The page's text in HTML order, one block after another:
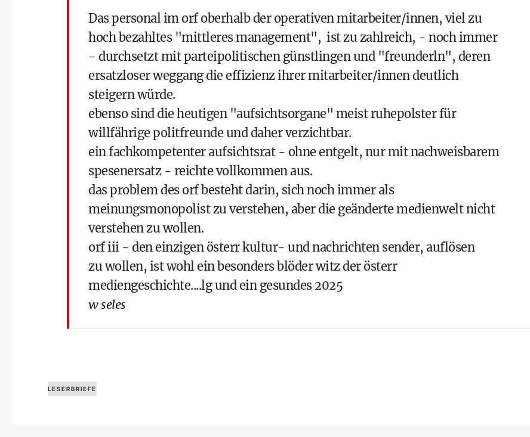
Das personal im orf oberhalb der operativen mitarbeiter/innen, viel zu
hoch bezahltes "mittleres management", ist zu zahlreich, - noch immer
- durchsetzt mit parteipolitischen günstlingen und "freunderln", deren
ersatzloser weggang die effizienz ihrer mitarbeiter/innen deutlich
steigern würde.
ebenso sind die heutigen "aufsichtsorgane" meist ruhepolster für
willfährige politfreunde und daher verzichtbar.
ein fachkompetenter aufsichtsrat - ohne entgelt, nur mit nachweisbarem
spesenersatz - reichte vollkommen aus.
das problem des orf besteht darin, sich noch immer als
meinungsmonopolist zu verstehen, aber die geänderte medienwelt nicht
verstehen zu wollen.
orf iii - den einzigen österr kultur- und nachrichten sender, auflösen
zu wollen, ist wohl ein besonders blöder witz der österr
mediengeschichte....lg und ein gesundes 2025
w seles
LESERBRIEFE